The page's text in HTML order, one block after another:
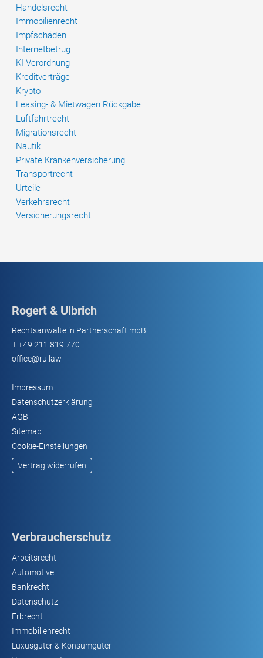
Handelsrecht
Immobilienrecht
Impfschäden
Internetbetrug
KI Verordnung
Kreditverträge
Krypto
Leasing- & Mietwagen Rückgabe
Luftfahrtrecht
Migrationsrecht
Nautik
Private Krankenversicherung
Transportrecht
Urteile
Verkehrsrecht
Versicherungsrecht
Rogert & Ulbrich
Rechtsanwälte in Partnerschaft mbB
T+49 211 819 770
office@ru.law
Impressum
Datenschutzerklärung
AGB
Sitemap
Cookie-Einstellungen
Vertrag widerrufen
Verbraucherschutz
Arbeitsrecht
Automotive
Bankrecht
Datenschutz
Erbrecht
Immobilienrecht
Luxusgüter & Konsumgüter